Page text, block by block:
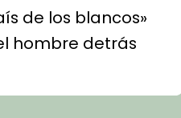
de los blancos»
el hombre detrás
detectives»